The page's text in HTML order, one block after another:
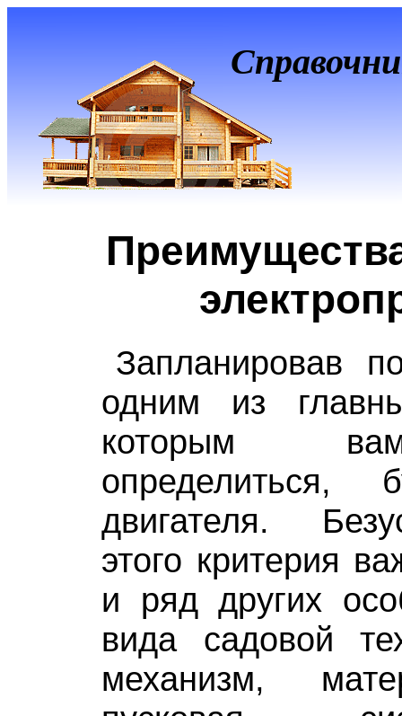
Запланировав
одним из
которым
двигателя.
этого критерия
и ряд других
вида садовой
механизм,